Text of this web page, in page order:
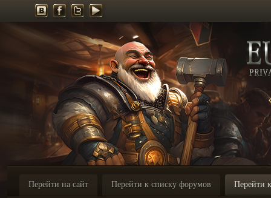
Перейти на сайт Перейти к списку форумов Перейти